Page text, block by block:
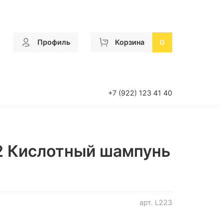
Профиль Корзина 0
+7 (922) 123 41 40
арт. L223
Кислотный шампунь